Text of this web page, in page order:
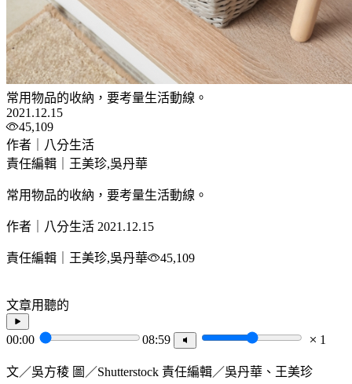
常用物品的收納，要考量生活動線。
2021.12.15
45,109
作者｜八分生活
責任編輯｜王美珍,吳丹華
常用物品的收納，要考量生活動線。
作者｜八分生活 2021.12.15
責任編輯｜王美珍,吳丹華 45,109
文章用聽的
00:00 08:59 1
文／吳方稜 圖／Shutterstock 責任編輯／吳丹華、王美珍